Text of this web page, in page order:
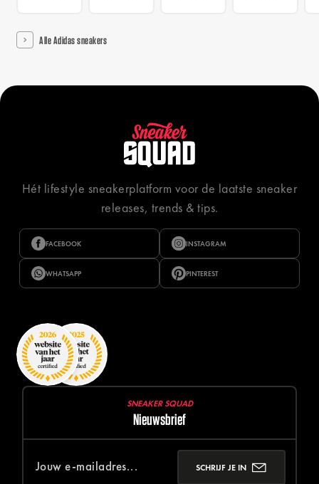
Alle Adidas sneakers
Hét lifestyle sneakerplatform voor de laatste sneaker
releases, trends & tips.
FACEBOOK INSTAGRAM
WHATSAPP PINTEREST
SNEAKER SQUAD
Nieuwsbrief
SCHRIJF JE IN